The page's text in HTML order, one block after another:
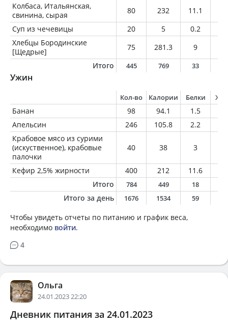
Колбаса, Итальянская,
свинина, сырая
80 232 11.1
Суп из чечевицы
20 5 0.2
Хлебцы Бородинские
[Щедрые]
75 281.3 9
Итого
445 769 33
Ужин
Кол-во Калории Белки
Банан 98 94.1 1.5
Апельсин
246 105.8 2.2
Крабовое мясо из сурими
(искуственное), крабовые
палочки
40 38 3
Кефир 2,5% жирности 400 212 11.6
Итого
784 449 18
Итого за день 1676 1534 59
Чтобы увидеть отчеты по питанию и график веса,
необходимо войти.
4
Ольга
24.01.2023 22:20
Дневник питания за 24.01.2023